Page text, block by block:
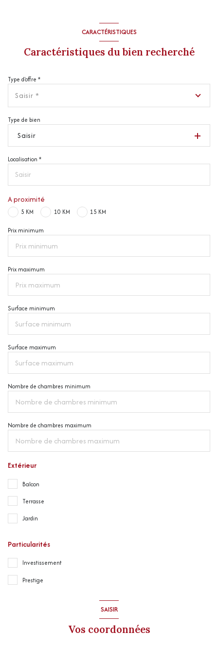
CARACTÉRISTIQUES
Caractéristiques du bien recherché
Type d'offre *
Saisir *
Type de bien
Saisir
Localisation *
A proximité
5 KM 10 KM 15 KM
Prix minimum
Prix maximum
Surface minimum
Surface maximum
Nombre de chambres minimum
Nombre de chambres maximum
Extérieur
Balcon
Terrasse
Jardin
Particularités
Investissement
Prestige
SAISIR
Vos coordonnées